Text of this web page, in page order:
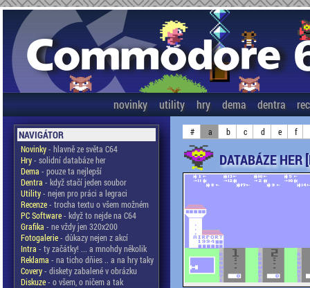
novinky utility hry dema dentra
NAVIGÁTOR
Novinky- hlavně ze světa C64
Hry- solidní databáze her
Dema - pouze ta nejlepší
Dentra - když stačí jeden soubor
Utility- nejen pro práci a legraci
Recenze- trocha textu o všem možném
PC Software- když to nejde na C64
Grafika - ne vždy jen 320x200
Fotogalerie- důkazy nejen z akcí
Intra - ty začátky! ... a mnohdy několik
Reklama - na ticho dňies .. a na hry taky
Covery- diskety zabalené v obrázku
Diskuze- o všem, o ničem a tak
# a b c d e f
DATABÁZE